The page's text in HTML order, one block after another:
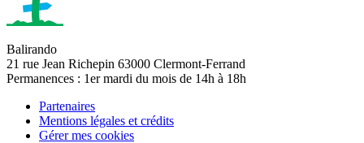
Balirando
21 rue Jean Richepin 63000 Clermont-Ferrand
Permanences : 1er mardi du mois de 14h à 18h
Partenaires
Mentions légales et crédits
Gérer mes cookies